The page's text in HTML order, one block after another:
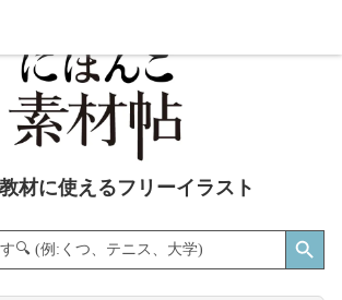
材に使えるフリーイラスト
Search Button